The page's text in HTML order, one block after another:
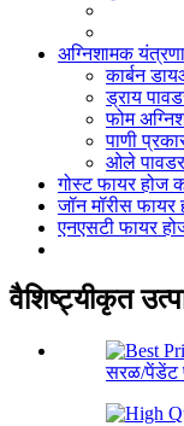
अग्निशामक यंत्रणा
कार्बन
ड्राय
फोम
पाणी
ओले
गोस्ट फायर होज
जॉन मॉरीस
एनएसटी फायर
वैशिष्ट्यीकृत
सरळ/पेंडेंट